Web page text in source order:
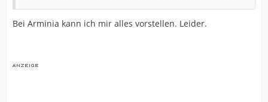
Bei Arminia kann ich mir alles vorstellen. Leider.